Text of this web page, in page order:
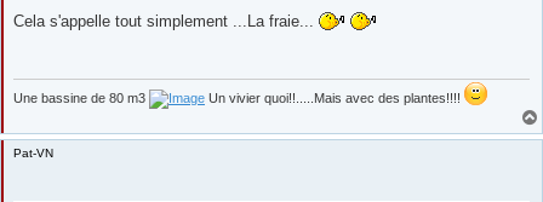
s
Cela s'appelle tout simplement ...La fraie...
Une bassine de 80 m3 Un vivier quoi!!.....Mais avec des plantes!!!!
Pat-VN